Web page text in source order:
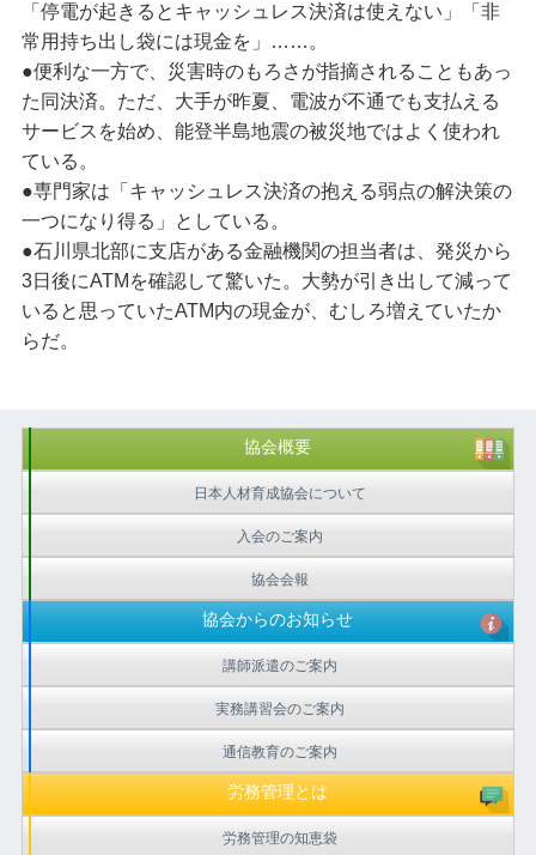
「停電が起きるとキャッシュレス決済は使えない」「非
常用持ち出し袋には現金を」……。
●便利な一方で、災害時のもろさが指摘されることもあっ
た同決済。ただ、大手が昨夏、電波が不通でも支払える
サービスを始め、能登半島地震の被災地ではよく使われ
ている。
●専門家は「キャッシュレス決済の抱える弱点の解決策の
一つになり得る」としている。
●石川県北部に支店がある金融機関の担当者は、発災から
3日後にATMを確認して驚いた。大勢が引き出して減って
いると思っていたATM内の現金が、むしろ増えていたか
らだ。
協会概要
日本人材育成協会について
入会のご案内
協会会報
協会からのお知らせ
講師派遣のご案内
実務講習会のご案内
通信教育のご案内
労務管理とは
労務管理の知恵袋